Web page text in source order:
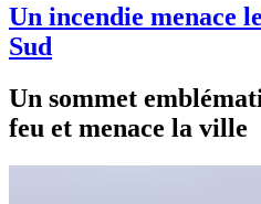
Un incendie menace
Sud
Un sommet
feu et menace la ville